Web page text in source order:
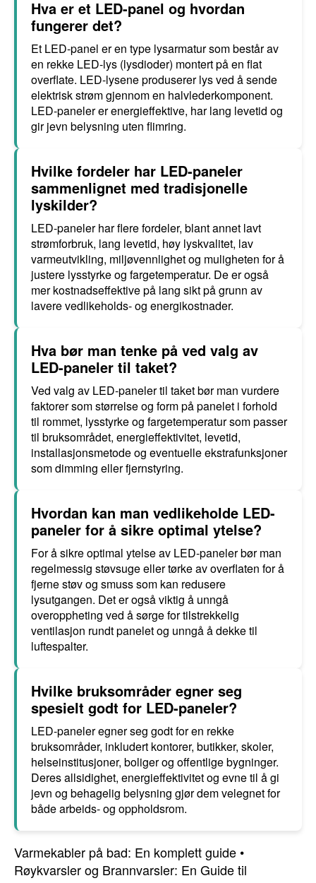
Hva er et LED-panel og hvordan
fungerer det?
Et LED-panel er en type lysarmatur som består av
en rekke LED-lys (lysdioder) montert på en flat
overflate. LED-lysene produserer lys ved å sende
elektrisk strøm gjennom en halvlederkomponent.
LED-paneler er energieffektive, har lang levetid og
gir jevn belysning uten flimring.
Hvilke fordeler har LED-paneler
sammenlignet med tradisjonelle
lyskilder?
LED-paneler har flere fordeler, blant annet lavt
strømforbruk, lang levetid, høy lyskvalitet, lav
varmeutvikling, miljøvennlighet og muligheten for å
justere lysstyrke og fargetemperatur. De er også
mer kostnadseffektive på lang sikt på grunn av
lavere vedlikeholds- og energikostnader.
Hva bør man tenke på ved valg av
LED-paneler til taket?
Ved valg av LED-paneler til taket bør man vurdere
faktorer som størrelse og form på panelet i forhold
til rommet, lysstyrke og fargetemperatur som passer
til bruksområdet, energieffektivitet, levetid,
installasjonsmetode og eventuelle ekstrafunksjoner
som dimming eller fjernstyring.
Hvordan kan man vedlikeholde LED-
paneler for å sikre optimal ytelse?
For å sikre optimal ytelse av LED-paneler bør man
regelmessig støvsuge eller tørke av overflaten for å
fjerne støv og smuss som kan redusere
lysutgangen. Det er også viktig å unngå
overoppheting ved å sørge for tilstrekkelig
ventilasjon rundt panelet og unngå å dekke til
luftespalter.
Hvilke bruksområder egner seg
spesielt godt for LED-paneler?
LED-paneler egner seg godt for en rekke
bruksområder, inkludert kontorer, butikker, skoler,
helseinstitusjoner, boliger og offentlige bygninger.
Deres allsidighet, energieffektivitet og evne til å gi
jevn og behagelig belysning gjør dem velegnet for
både arbeids- og oppholdsrom.
Varmekabler på bad: En komplett guide •
Røykvarsler og Brannvarsler: En Guide til